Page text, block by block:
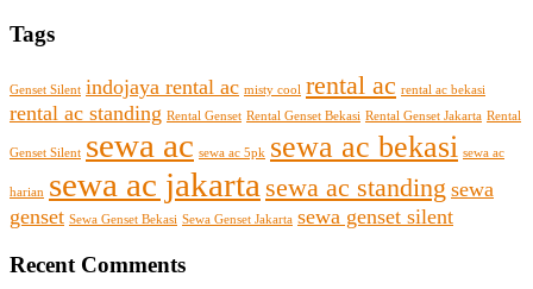
Tags
Genset Silent indojaya rental ac misty cool rental ac rental ac bekasi
rental ac standing Rental Genset Rental Genset Bekasi Rental Genset Jakarta Rental
Genset Silent sewa ac sewa ac 5pk sewa ac bekasi sewa ac
harian sewa ac jakarta sewa ac standing sewa
genset Sewa Genset Bekasi Sewa Genset Jakarta sewa genset silent
Recent Comments